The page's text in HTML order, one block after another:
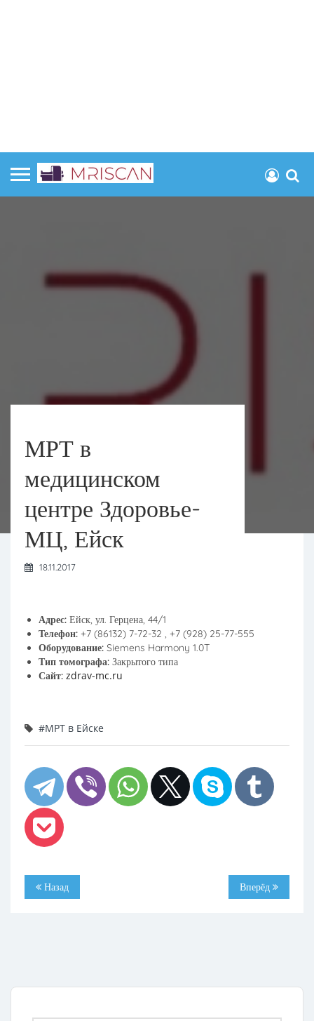
МРТ в
медицинском
центре Здоровье-
МЦ, Ейск
18.11.2017
Адрес: Ейск, ул. Герцена, 44/1
Телефон: +7 (86132) 7-72-32 , +7 (928) 25-77-555
Оборудование: Siemens Harmony 1.0T
Тип томографа: Закрытого типа
Сайт: zdrav-mc.ru
#МРТ в Ейске
Назад Вперёд